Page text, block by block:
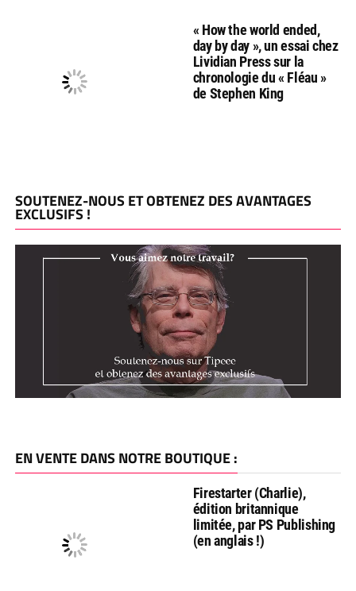
« How the world ended,
day by day », un essai chez
Lividian Press sur la
chronologie du « Fléau »
de Stephen King
SOUTENEZ-NOUS ET OBTENEZ DES AVANTAGES
EXCLUSIFS !
EN VENTE DANS NOTRE BOUTIQUE :
Firestarter (Charlie),
édition britannique
limitée, par PS Publishing
(en anglais !)